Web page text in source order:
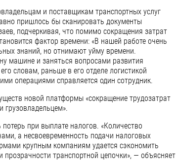
и поставщикам транспортных услуг
пришлось бы сканировать документы
подчеркивая, что помимо сокращения затрат
фактор времени: «В нашей работе очень
знаний, но отнимают уйму времени.
машине и заняться вопросами развития
словам, раньше в его отделе логистикой
операциями справляется один сотрудник.
новой платформы «сокращение трудозатрат
грузовладельцем».
при выплате налогов. «Количество
а несвоевременность подачи налоговых
крупным компаниям удается сэкономить
прозрачности транспортной цепочки», — объясняет